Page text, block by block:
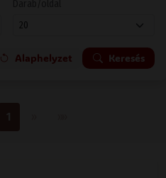
Alaphelyzet Keresés